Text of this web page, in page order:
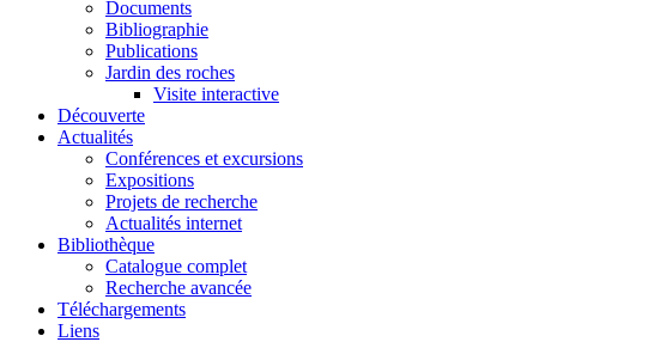
Documents
Bibliographie
Publications
Jardin des roches
Visite interactive
Découverte
Actualités
Conférences et excursions
Expositions
Projets de recherche
Actualités internet
Bibliothèque
Catalogue complet
Recherche avancée
Téléchargements
Liens